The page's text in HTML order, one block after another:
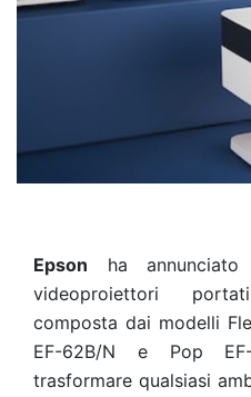
Epson ha
videoproiettori
composta dai modelli
EF-62B/N e Pop
trasformare qualsiasi